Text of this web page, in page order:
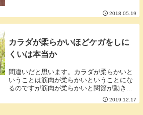
2018.05.19
カラダが柔らかいほどケガをしに
くいは本当か
間違いだと思います。カラダが柔らかいと
いうことは筋肉が柔らかいということにな
るのですが筋肉が柔らかいと関節が動きす
ぎてしまい関節に負荷がかかったり必要以
上に関節が動いてしまったりして関節には
2019.12.17